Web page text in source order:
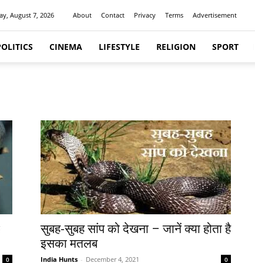
August 7, 2026 About Contact Privacy Terms Advertisement
CINEMA LIFESTYLE RELIGION SPORT
0
सुबह-सुबह सांप को देखना – जानें क्या होता है
इसका मतलब
India Hunts - December 4, 2021 0